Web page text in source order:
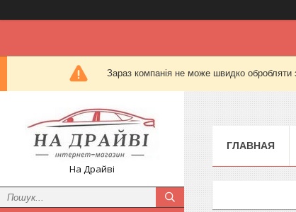
Зараз компанія не може швидко обробляти
На Драйві
ГЛАВНАЯ